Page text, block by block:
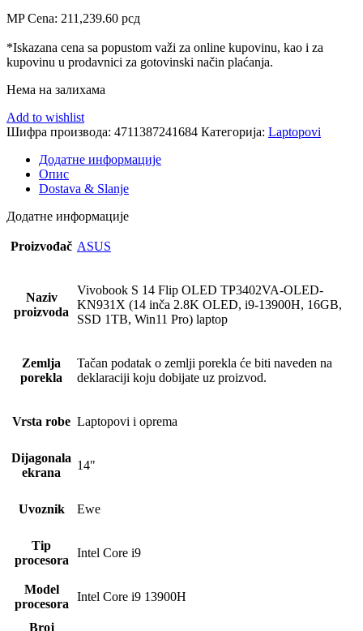
MP Cena: 211,239.60 рсд
*Iskazana cena sa popustom važi za online kupovinu, kao i za
kupovinu u prodavnici za gotovinski način plaćanja.
Нема на залихама
Add to wishlist
Шифра производа: 4711387241684 Категорија: Laptopovi
Додатне информације
Опис
Dostava & Slanje
Додатне информације
Proizvođač ASUS
Naziv
proizvoda
Vivobook S 14 Flip OLED TP3402VA-OLED-
KN931X (14 inča 2.8K OLED, i9-13900H, 16GB,
SSD 1TB, Win11 Pro) laptop
Zemlja
porekla
Tačan podatak o zemlji porekla će biti naveden na
deklaraciji koju dobijate uz proizvod.
Vrsta robe Laptopovi i oprema
Dijagonala
ekrana
14"
Uvoznik Ewe
Tip
procesora
Intel Core i9
Model
procesora
Intel Core i9 13900H
Broj